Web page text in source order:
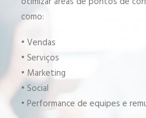
como:
• Vendas
• Serviços
• Marketing
• Social
• Performance de equipes e